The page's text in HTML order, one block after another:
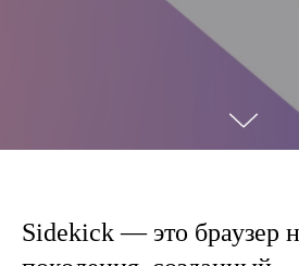
Sidekick — это браузер